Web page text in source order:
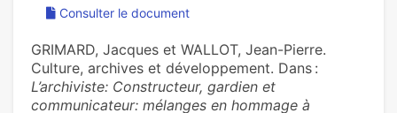
Consulter le document
GRIMARD, Jacques et WALLOT, Jean-Pierre.
Culture, archives et développement. Dans :
L’archiviste: Constructeur, gardien et
communicateur: mélanges en hommage à